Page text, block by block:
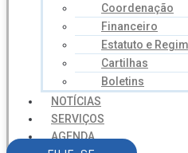
Coordenação
Financeiro
Estatuto e
Cartilhas
Boletins
NOTÍCIAS
SERVIÇOS
AGENDA